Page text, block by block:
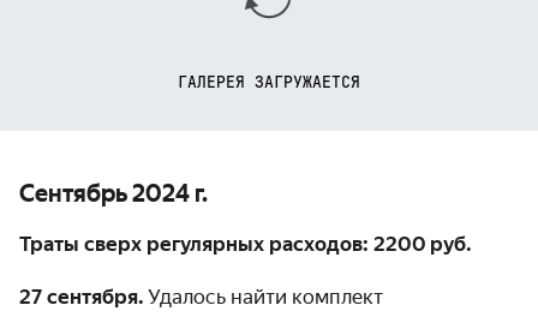
ГАЛЕРЕЯ ЗАГРУЖАЕТСЯ
Сентябрь 2024 г.
Траты сверх регулярных расходов: 2200 руб.
27 сентября. Удалось найти комплект